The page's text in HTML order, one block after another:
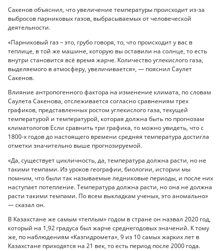
Сакенов объяснил, что увеличение температуры происходит из-за
выбросов парниковых газов, выбрасываемых от человеческой
деятельности.
«Парниковый газ – это, грубо говоря, то, что происходит у вас в
теплице, в той же машине, которую вы оставили на солнце, то есть
внутри становится всё время жарче. Количество углекислого газа,
выделяемого в атмосферу, увеличивается», — пояснил Саулет
Сакенов.
Влияние антропогенного фактора на изменение климата, по словам
Саулета Сакенова, отслеживается согласно сравнениям трех
графиков, представленных ростом углекислого газа, текущей
температурой и температурой, которая должна быть по прогнозам
климатологов Если сравнить три графика, то можно увидеть, что с
1800-х годов до настоящего времени средняя температура достигла
отметки значительно выше прогнозируемой.
«Да, существует цикличность, да, температура должна расти, но не
такими темпами. Из уроков географии, биологии, истории мы
помним, что были так называемые ледниковые периоды, и после них
наступает потепление. Температура должна расти, но она не должна
расти такими темпами. По всем выкладкам ученых, это аномально»
— сказал он.
В Казахстане же самым «теплым» годом в стране он назвал 2020 год,
который на 1,92 градуса был жарче среднегодовых значений. К тому
же, по наблюдениям «Казгидромета», 9 из 10 самых жарких лет в
Казахстане приходятся на 21 век, то есть период после 2000 года.